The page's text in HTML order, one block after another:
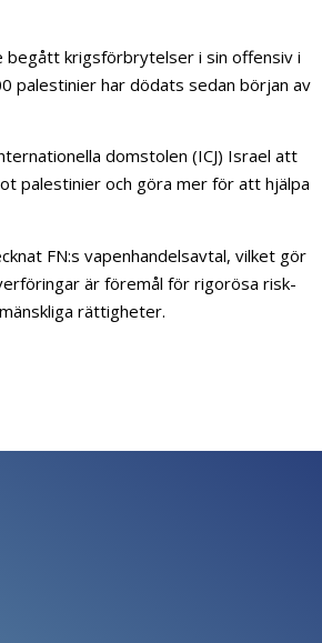
begått krigsförbrytelser i sin offensiv i
palestinier har dödats sedan början av
domstolen (ICJ) Israel att
palestinier och göra mer för att hjälpa
FN:s vapenhandelsavtal, vilket gör
är föremål för rigorösa risk-
rättigheter.